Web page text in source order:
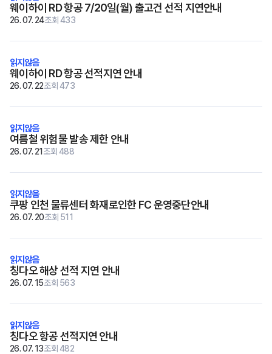
웨이하이 RD 항공 7/20일(월) 출고건 선적 지연안내
26. 07. 24조회 433
웨이하이 RD 항공 선적지연 안내
26. 07. 22조회 473
여름철 위험물 발송 제한 안내
26. 07. 21조회 488
쿠팡 인천 물류센터 화재로인한 FC 운영중단안내
26. 07. 20조회 511
칭다오 해상 선적 지연 안내
26. 07. 15조회 563
칭다오 항공 선적지연 안내
26. 07. 13조회 482